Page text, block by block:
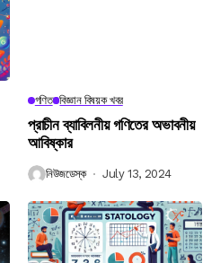
গণিত বিজ্ঞান বিষয়ক খবর
প্রাচীন ব্যাবিলনীয় গণিতের অভাবনীয়
আবিষ্কার
নিউজডেস্ক July 13, 2024